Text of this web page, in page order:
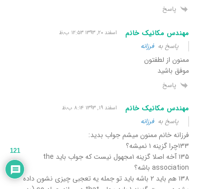
پاسخ
مهندس مکانیک خانم اسفند ۲۰, ۱۳۹۳ ۱۲:۵۳ ب٫ظ
پاسخ بهفرزانه
ممنون از لطفتون
موفق باشید
پاسخ
مهندس مکانیک خانم اسفند ۱۹, ۱۳۹۳ ۸:۱۴ ب٫ظ
پاسخ بهفرزانه
فرزانه خانم ممنون میشم جواب بدید:
۱۳۳چرا گزینه ۱ نمیشه؟
۱۳۵ آخه اصلا گزینه ۱مجهول نیست که جواب باید the
association باشه؟
۱۳۸ هم باید ۲ باشه باید تو جمله یه تعجبی چیزی نشون داده
121